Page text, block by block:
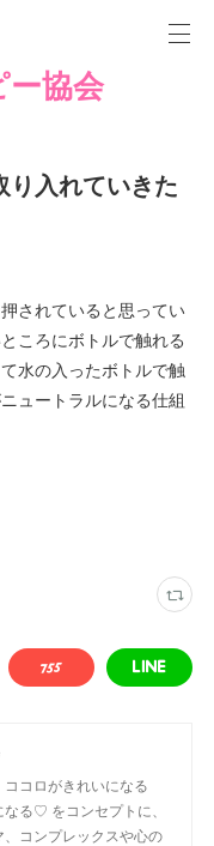
ー協会
り入れていきた
されていると思ってい
ころにボトルで触れる
水の入ったボトルで触
ュートラルになる仕組
ロがきれいになる
♡ をコンセプトに、
コンプレックスや心の